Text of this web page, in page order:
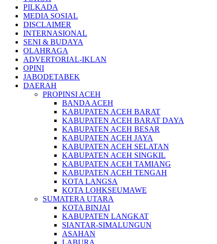
PILKADA
MEDIA SOSIAL
DISCLAIMER
INTERNASIONAL
SENI & BUDAYA
OLAHRAGA
ADVERTORIAL-IKLAN
OPINI
JABODETABEK
DAERAH
PROPINSI ACEH
BANDA ACEH
KABUPATEN ACEH BARAT
KABUPATEN ACEH BARAT DAYA
KABUPATEN ACEH BESAR
KABUPATEN ACEH JAYA
KABUPATEN ACEH SELATAN
KABUPATEN ACEH SINGKIL
KABUPATEN ACEH TAMIANG
KABUPATEN ACEH TENGAH
KOTA LANGSA
KOTA LOHKSEUMAWE
SUMATERA UTARA
KOTA BINJAI
KABUPATEN LANGKAT
SIANTAR-SIMALUNGUN
ASAHAN
LABURA